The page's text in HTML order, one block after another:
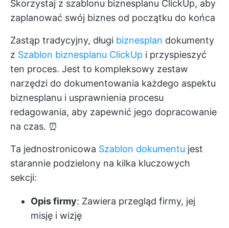
Skorzystaj z szablonu biznesplanu ClickUp, aby
zaplanować swój biznes od początku do końca
Zastąp tradycyjny, długi biznesplan dokumenty
z Szablon biznesplanu ClickUp i przyspieszyć
ten proces. Jest to kompleksowy zestaw
narzędzi do dokumentowania każdego aspektu
biznesplanu i usprawnienia procesu
redagowania, aby zapewnić jego dopracowanie
na czas. ⏰
Ta jednostronicowa Szablon dokumentu jest
starannie podzielony na kilka kluczowych
sekcji:
Opis firmy: Zawiera przegląd firmy, jej
misję i wizję